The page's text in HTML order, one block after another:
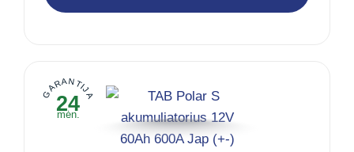
GARANTIJA
24
mėn.